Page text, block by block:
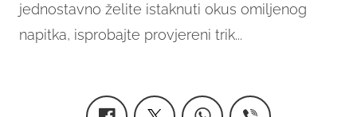
jednostavno želite istaknuti okus omiljenog
napitka, isprobajte provjereni trik...